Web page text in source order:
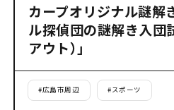
カープオリジナル謎解
ル探偵団の謎解き入団
アウト）」
#広島市周辺 #スポーツ